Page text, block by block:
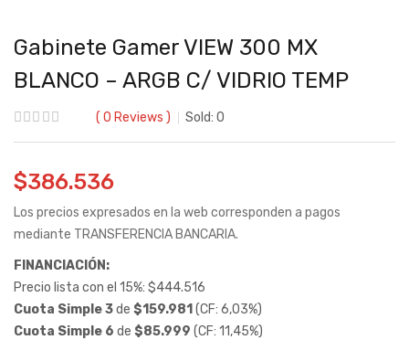
Gabinete Gamer VIEW 300 MX
BLANCO – ARGB C/ VIDRIO TEMP
0 Reviews Sold: 0
$386.536
Los precios expresados en la web corresponden a pagos
mediante TRANSFERENCIA BANCARIA.
FINANCIACIÓN:
Precio lista con el 15%: $444.516
Cuota Simple 3de $159.981 (CF: 6,03%)
Cuota Simple 6 de $85.999 (CF: 11,45%)